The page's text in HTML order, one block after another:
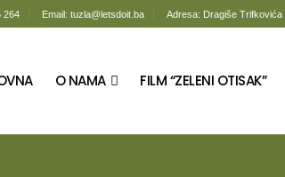
264 Email: tuzla@letsdoit.ba Adresa: Dragiše Trifkovića
O NAMA FILM “ZELENI OTISAK”